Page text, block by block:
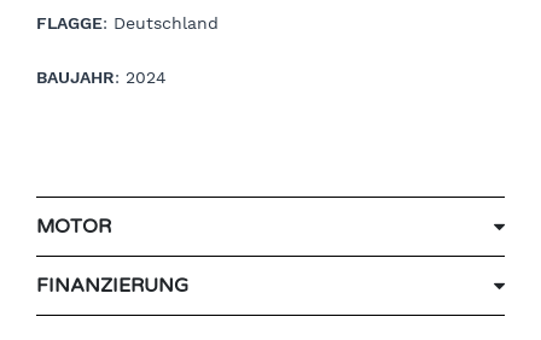
FLAGGE: Deutschland
BAUJAHR: 2024
MOTOR
FINANZIERUNG